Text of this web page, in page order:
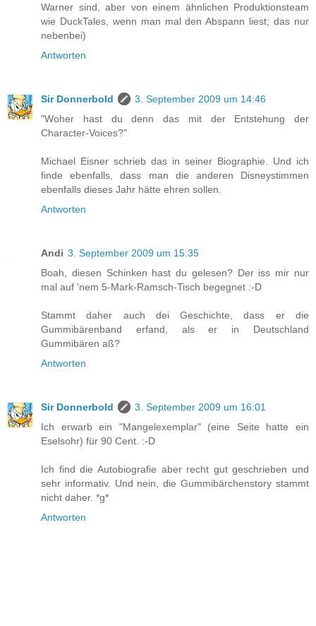
Warner sind, aber von einem ähnlichen Produktionsteam
wie DuckTales, wenn man mal den Abspann liest; das nur
nebenbei)
Antworten
Sir Donnerbold
3. September 2009 um 14:46
"Woher hast du denn das mit der Entstehung der
Character-Voices?"
Michael Eisner schrieb das in seiner Biographie. Und ich
finde ebenfalls, dass man die anderen Disneystimmen
ebenfalls dieses Jahr hätte ehren sollen.
Antworten
Andi 3. September 2009 um 15:35
Boah, diesen Schinken hast du gelesen? Der iss mir nur
mal auf 'nem 5-Mark-Ramsch-Tisch begegnet :-D
Stammt daher auch dei Geschichte, dass er die
Gummibärenband erfand, als er in Deutschland
Gummibären aß?
Antworten
Sir Donnerbold
3. September 2009 um 16:01
Ich erwarb ein "Mangelexemplar" (eine Seite hatte ein
Eselsohr) für 90 Cent. :-D
Ich find die Autobiografie aber recht gut geschrieben und
sehr informativ. Und nein, die Gummibärchenstory stammt
nicht daher. *g*
Antworten